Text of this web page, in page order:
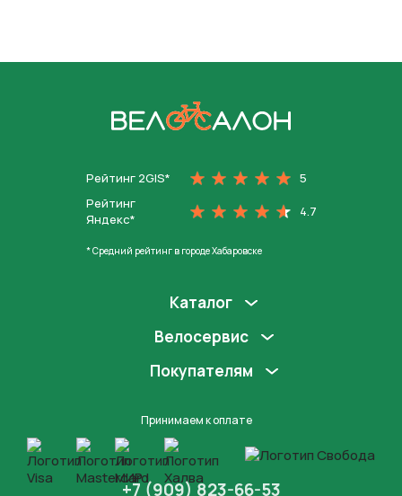
Рейтинг 2GIS*
5
Рейтинг
Яндекс*
4.7
* Средний рейтинг в городе Хабаровске
Каталог
Велосервис
Покупателям
Принимаем к оплате
+7 (909) 823-66-53